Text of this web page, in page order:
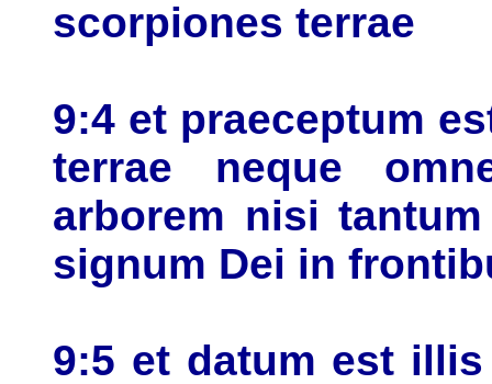
scorpiones terrae
9:4 et praeceptum
terrae neque
arborem nisi
signum Dei in
9:5 et datum est